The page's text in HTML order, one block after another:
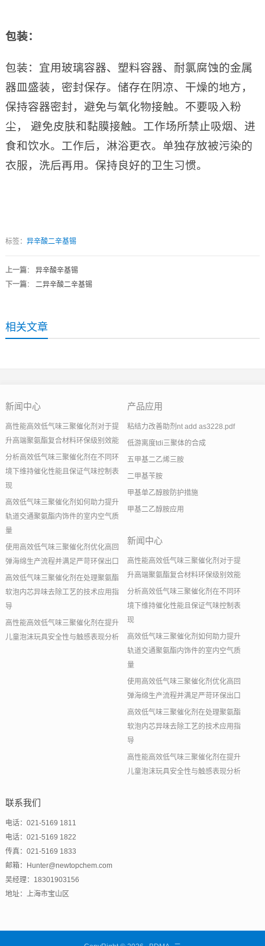
包装：
包装：宜用玻璃容器、塑料容器、耐氯腐蚀的金属
器皿盛装，密封保存。储存在阴凉、干燥的地方，
保持容器密封，避免与氧化物接触。不要吸入粉
尘， 避免皮肤和黏膜接触。工作场所禁止吸烟、进
食和饮水。工作后，淋浴更衣。单独存放被污染的
衣服，洗后再用。保持良好的卫生习惯。
标签： 异辛酸二辛基锡
上一篇： 异辛酸辛基锡
下一篇： 二异辛酸二辛基锡
相关文章
新闻中心
高性能高效低气味三聚催化剂对于提
升高端聚氨酯复合材料环保级别效能
分析高效低气味三聚催化剂在不同环
境下维持催化性能且保证气味控制表
现
高效低气味三聚催化剂如何助力提升
轨道交通聚氨酯内饰件的室内空气质
量
使用高效低气味三聚催化剂优化高回
弹海绵生产流程并满足严苛环保出口
高效低气味三聚催化剂在处理聚氨酯
软泡内芯异味去除工艺的技术应用指
导
高性能高效低气味三聚催化剂在提升
儿童泡沫玩具安全性与触感表现分析
产品应用
粘结力改善助剂nt add as3228.pdf
低游离度tdi三聚体的合成
五甲基二乙烯三胺
二甲基苄胺
甲基单乙醇胺防护措施
甲基二乙醇胺应用
新闻中心
高性能高效低气味三聚催化剂对于提
升高端聚氨酯复合材料环保级别效能
分析高效低气味三聚催化剂在不同环
境下维持催化性能且保证气味控制表
现
高效低气味三聚催化剂如何助力提升
轨道交通聚氨酯内饰件的室内空气质
量
使用高效低气味三聚催化剂优化高回
弹海绵生产流程并满足严苛环保出口
高效低气味三聚催化剂在处理聚氨酯
软泡内芯异味去除工艺的技术应用指
导
高性能高效低气味三聚催化剂在提升
儿童泡沫玩具安全性与触感表现分析
联系我们
电话：021-5169 1811
电话：021-5169 1822
传真：021-5169 1833
邮箱：Hunter@newtopchem.com
吴经理：18301903156
地址：上海市宝山区